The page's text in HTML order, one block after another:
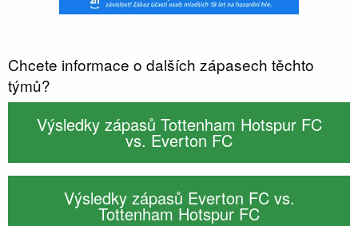
Chcete informace o dalších zápasech těchto
týmů?
Výsledky zápasů Tottenham Hotspur FC
vs. Everton FC
Výsledky zápasů Everton FC vs.
Tottenham Hotspur FC